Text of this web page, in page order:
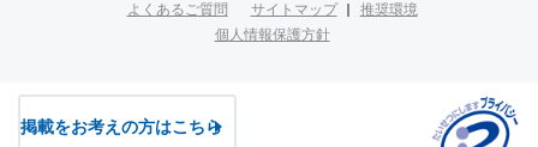
よくあるご質問
サイトマップ
推奨環境
個人情報保護方針
掲載をお考えの方はこちら